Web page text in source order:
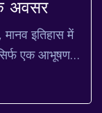
अवसर
इतिहास में
एक आभूषण